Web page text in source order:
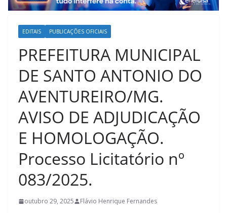
EDITAIS PUBLICAÇÕES OFICIAIS
PREFEITURA MUNICIPAL
DE SANTO ANTONIO DO
AVENTUREIRO/MG.
AVISO DE ADJUDICAÇÃO
E HOMOLOGAÇÃO.
Processo Licitatório nº
083/2025.
outubro 29, 2025 Flávio Henrique Fernandes